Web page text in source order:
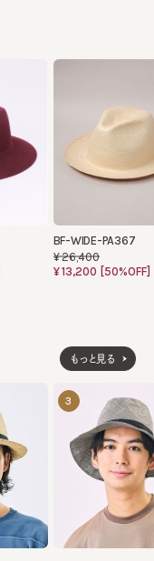
BF-WIDE-PA367
¥26,400
¥13,200 [50%OFF]
もっと見る
3